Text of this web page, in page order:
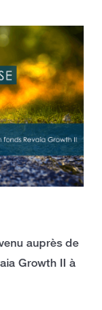
auprès de
Growth II à